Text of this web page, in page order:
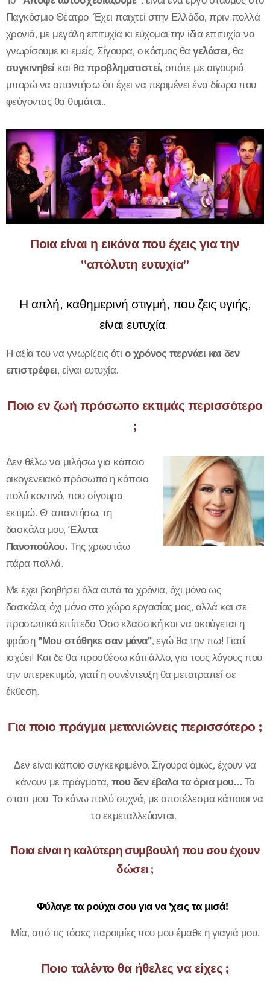
Παγκόσμιο Θέατρο. Έχει παιχτεί στην Ελλάδα, πριν πολλά
χρονιά, με μεγάλη επιτυχία κι εύχομαι την ίδια επιτυχία να
γνωρίσουμε κι εμείς. Σίγουρα, ο κόσμος θαγελάσει, θα
συγκινηθεί και θα προβληματιστεί,οπότε με σιγουριά
μπορώ να απαντήσω ότι έχει να περιμένει ένα δίωρο που
φεύγοντας θα θυμάται...
Ποια είναι η εικόνα που έχεις για την
"απόλυτη ευτυχία"
Η απλή, καθημερινή στιγμή, που ζεις υγιής,
είναι ευτυχία.
Η αξία του να γνωρίζεις ότι ο χρόνος περνάει και δεν
επιστρέφει, είναι ευτυχία.
Ποιο εν ζωή πρόσωπο εκτιμάς περισσότερο
;
Δεν θέλω να μιλήσω για κάποιο
οικογενειακό πρόσωπο η κάποιο
πολύ κοντινό, που σίγουρα
εκτιμώ. Θ' απαντήσω, τη
δασκάλα μου,Έλντα
Πανοπούλου. Της χρωστάω
πάρα πολλά.
Με έχει βοηθήσει όλα αυτά τα χρόνια, όχι μόνο ως
δασκάλα, όχι μόνο στο χώρο εργασίας μας, αλλά και σε
προσωπικό επίπεδο. Όσο κλασσική και να ακούγεται η
φράση ''Μου στάθηκε σαν μάνα'', εγώ θα την πω! Γιατί
ισχύει! Και δε θα προσθέσω κάτι άλλο, για τους λόγους που
την υπερεκτιμώ, γιατί η συνέντευξη θα μετατραπεί σε
έκθεση.
Για ποιο πράγμα μετανιώνεις περισσότερο ;
Δεν είναι κάποιο συγκεκριμένο. Σίγουρα όμως, έχουν να
κάνουν με πράγματα, που δεν έβαλα τα όρια μου... Τα
στοπ μου. Το κάνω πολύ συχνά, με αποτέλεσμα κάποιοι να
το εκμεταλλεύονται.
Ποια είναι η καλύτερη συμβουλή που σου έχουν
δώσει ;
Φύλαγε τα ρούχα σου για να 'χεις τα μισά!
Μία, από τις τόσες παροιμίες που μου έμαθε η γιαγιά μου.
Ποιο ταλέντο θα ήθελες να είχες ;